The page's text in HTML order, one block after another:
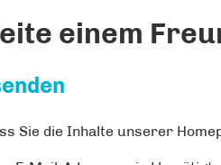
einem
Sie die Inhalte unserer